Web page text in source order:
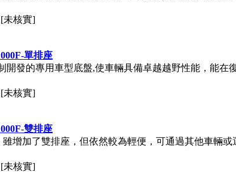
[未核實]
單排座
制開發的專用車型底盤,使車輛具備卓越越野性能，
[未核實]
雙排座
雖增加了雙排座，但依然較為輕便，可通過其他車輛
[未核實]